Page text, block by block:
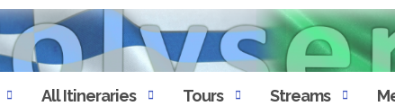
All Itineraries Tours Streams